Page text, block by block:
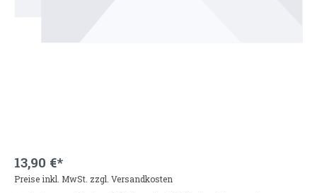
13,90 €*
Preise inkl. MwSt. zzgl. Versandkosten